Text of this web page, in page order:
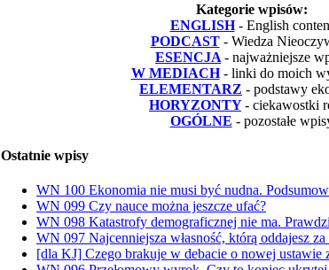
Kategorie wpisów:
ENGLISH - English
PODCAST - Wiedza
ESENCJA - najważniejsze
W MEDIACH - linki do moich
ELEMENTARZ - podstawy
HORYZONTY - ciekawostki
OGÓLNE - pozostałe
Ostatnie wpisy
WN 100 Ekonomia nie musi być nudna.
WN 099 Czy nauce można jeszcze ufać?
WN 098 Katastrofy demograficznej nie ma.
WN 097 Najcenniejsza własność, którą oddajesz
[dla KJ] Czego brakuje w debacie o nowej ustawie